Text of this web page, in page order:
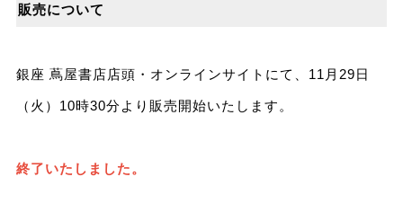
販売について
銀座 蔦屋書店店頭・オンラインサイトにて、11月29日
（火）10時30分より販売開始いたします。
終了いたしました。